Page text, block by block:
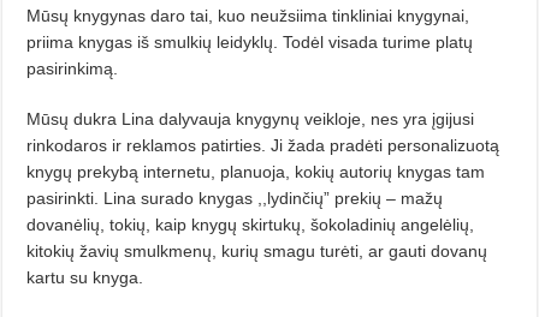
Mūsų knygynas daro tai, kuo neužsiima tinkliniai knygynai,
priima knygas iš smulkių leidyklų. Todėl visada turime platų
pasirinkimą.
Mūsų dukra Lina dalyvauja knygynų veikloje, nes yra įgijusi
rinkodaros ir reklamos patirties. Ji žada pradėti personalizuotą
knygų prekybą internetu, planuoja, kokių autorių knygas tam
pasirinkti. Lina surado knygas ,,lydinčių” prekių – mažų
dovanėlių, tokių, kaip knygų skirtukų, šokoladinių angelėlių,
kitokių žavių smulkmenų, kurių smagu turėti, ar gauti dovanų
kartu su knyga.